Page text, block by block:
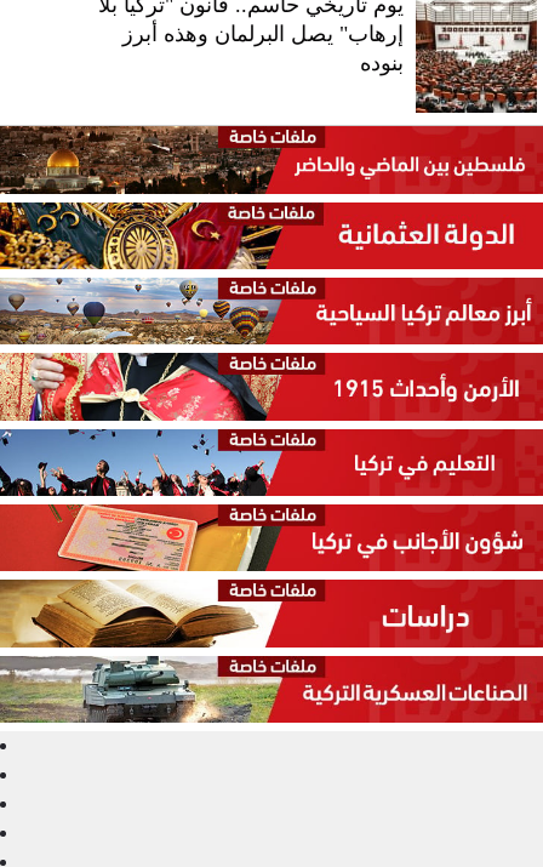
يوم تاريخي حاسم.. قانون "تركيا بلا
إرهاب" يصل البرلمان وهذه أبرز
بنوده